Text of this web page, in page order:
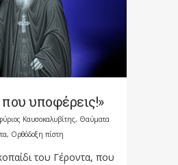
υποφέρεις!»
Καυσοκαλυβίτης, Θαύματα
, Ορθόδοξη πίστη
του Γέροντα, που